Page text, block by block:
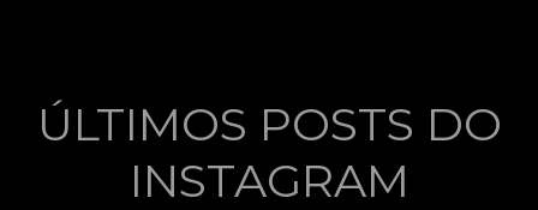
ÚLTIMOS POSTS DO
INSTAGRAM